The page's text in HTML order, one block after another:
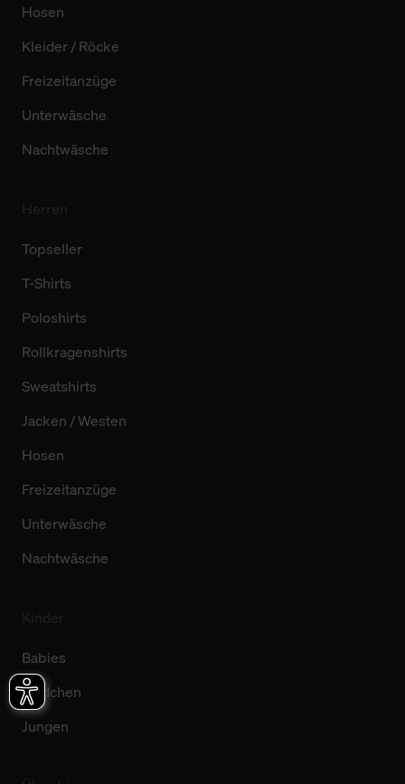
Hosen
Kleider / Röcke
Freizeitanzüge
Unterwäsche
Nachtwäsche
Topseller
T-Shirts
Poloshirts
Rollkragenshirts
Sweatshirts
Jacken / Westen
Hosen
Freizeitanzüge
Unterwäsche
Nachtwäsche
Babies
Mädchen
Jungen